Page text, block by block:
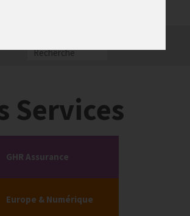
Services
GHR Assurance
Europe & Numérique